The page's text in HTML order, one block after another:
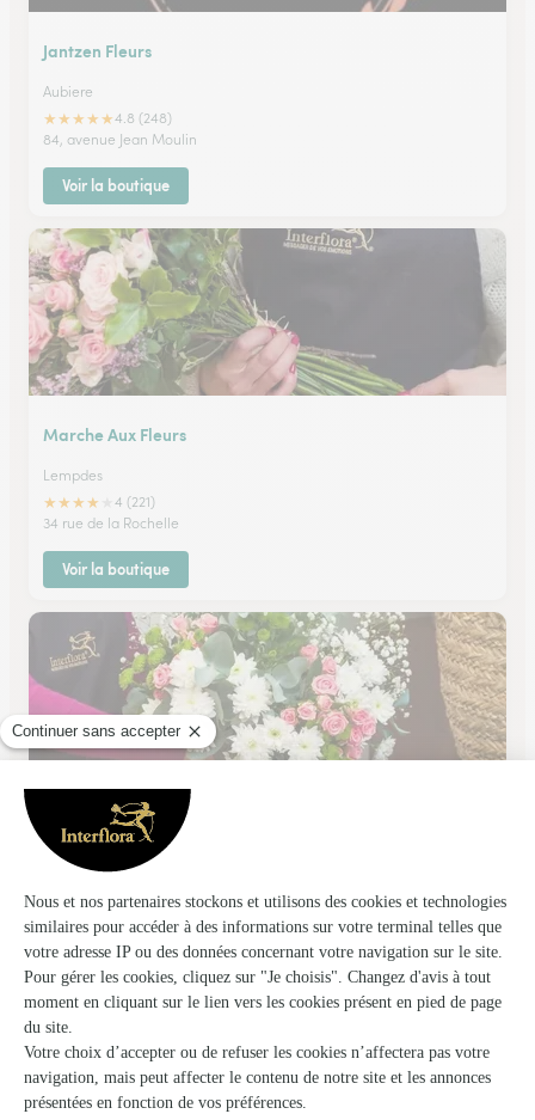
Jantzen Fleurs
Aubiere
★★★★★4.8 (248)
84, avenue Jean Moulin
Voir la boutique
Marche Aux Fleurs
Lempdes
★★★★
4 (221)
34 rue de la Rochelle
Voir la boutique
Carrement Fleurs
Clermont Ferrand
300, rue de l'Oradou
Voir la boutique